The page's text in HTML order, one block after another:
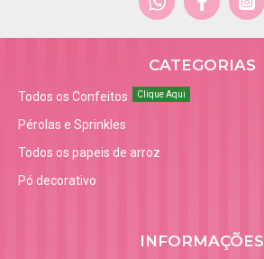
CATEGORIAS
Todos os Confeitos Clique Aqui
Pérolas e Sprinkles
Todos os papeis de arroz
Pó decorativo
INFORMAÇÕES